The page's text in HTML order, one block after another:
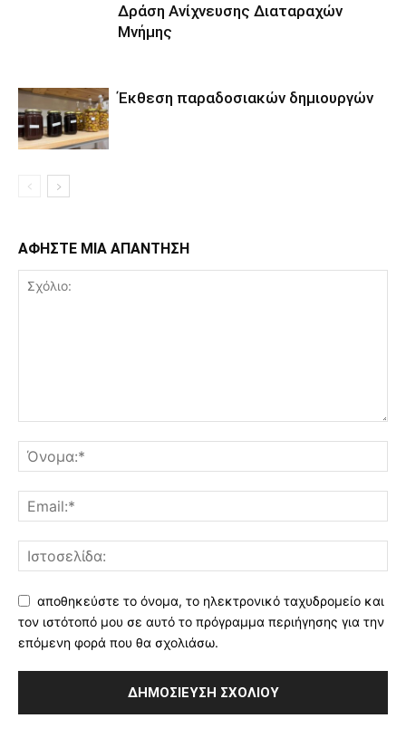
Δράση Ανίχνευσης Διαταραχών
Μνήμης
Έκθεση παραδοσιακών δημιουργών
ΑΦΗΣΤΕ ΜΙΑ ΑΠΑΝΤΗΣΗ
αποθηκεύστε το όνομα, το ηλεκτρονικό ταχυδρομείο και
τον ιστότοπό μου σε αυτό το πρόγραμμα περιήγησης για την
επόμενη φορά που θα σχολιάσω.